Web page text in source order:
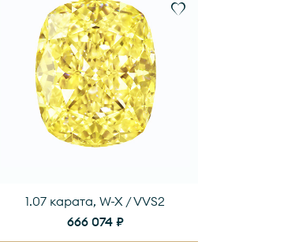
1.07 карата, W-X / VVS2
666 074 ₽